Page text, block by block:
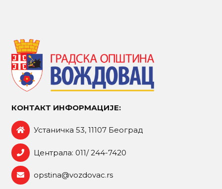
КОНТАКТ ИНФОРМАЦИЈЕ:
Устаничка 53, 11107 Београд
Централа: 011/ 244-7420
opstina@vozdovac.rs